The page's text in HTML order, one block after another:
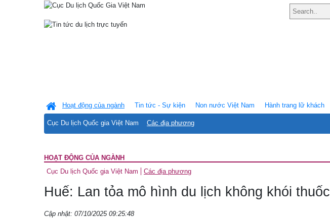
Hoạt động của ngành
Cục Du lịch Quốc gia Việt Nam Các địa phương
Tin tức - Sự kiện Non nước Việt Nam Hành trang lữ khách
HOẠT ĐỘNG CỦA NGÀNH
Cục Du lịch Quốc gia Việt Nam
Các địa phương
Huế: Lan tỏa mô hình du lịch không khói thuốc
Cập nhật: 07/10/2025 09:25:48